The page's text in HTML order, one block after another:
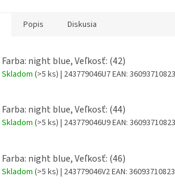
Popis Diskusia
Farba: night blue, Veľkosť: (42)
Skladom (>5 ks) | 243779046U7EAN:
Farba: night blue, Veľkosť: (44)
Skladom (>5 ks) | 243779046U9EAN:
Farba: night blue, Veľkosť: (46)
Skladom (>5 ks) | 243779046V2EAN: